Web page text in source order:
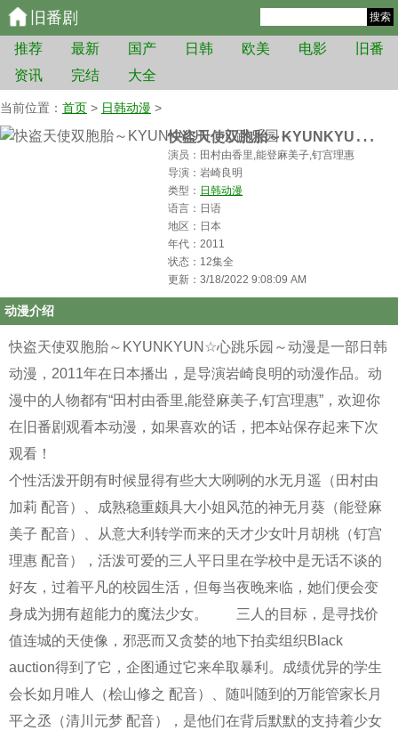
旧番剧 搜索
推荐 最新 国产 日韩 欧美 电影
旧番
资讯
完结 大全
当前位置： 首页 > 日韩动漫 >
快
盗天使双胞胎～KYUNKYUN☆心跳乐园～
演员：田村由香里,能登麻美子,钉宫理惠
导演：岩崎良明
类型： 日韩动漫
语言：日语
地区：日本
年代：2011
状态：12集全
更新：3/18/2022 9:08:09 AM
动漫介绍
快盗天使双胞胎～KYUNKYUN☆心跳乐园～动漫是一部日韩
动漫，2011年在日本播出，是导演岩崎良明的动漫作品。动
漫中的人物都有“田村由香里,能登麻美子,钉宫理惠”，欢迎你
在旧番剧观看本动漫，如果喜欢的话，把本站保存起来下次
观看！
个性活泼开朗有时候显得有些大大咧咧的水无月遥（田村由
加莉 配音）、成熟稳重颇具大小姐风范的神无月葵（能登麻
美子 配音）、从意大利转学而来的天才少女叶月胡桃（钉宫
理惠 配音），活泼可爱的三人平日里在学校中是无话不谈的
好友，过着平凡的校园生活，但每当夜晚来临，她们便会变
身成为拥有超能力的魔法少女。 三人的目标，是寻找价
值连城的天使像，邪恶而又贪婪的地下拍卖组织Black
auction得到了它，企图通过它来牟取暴利。成绩优异的学生
会长如月唯人（桧山修之 配音）、随叫随到的万能管家长月
平之丞（清川元梦 配音），是他们在背后默默的支持着少女